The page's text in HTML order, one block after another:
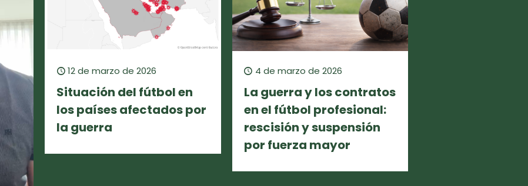
12 de marzo de 2026
Situación del fútbol en
los países afectados por
la guerra
4 de marzo de 2026
La guerra y los contratos
en el fútbol profesional:
rescisión y suspensión
por fuerza mayor